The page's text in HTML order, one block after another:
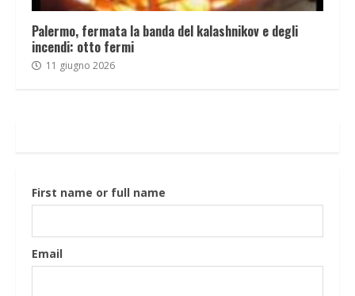
Palermo, fermata la banda del kalashnikov e degli
incendi: otto fermi
11 giugno 2026
First name or full name
Email